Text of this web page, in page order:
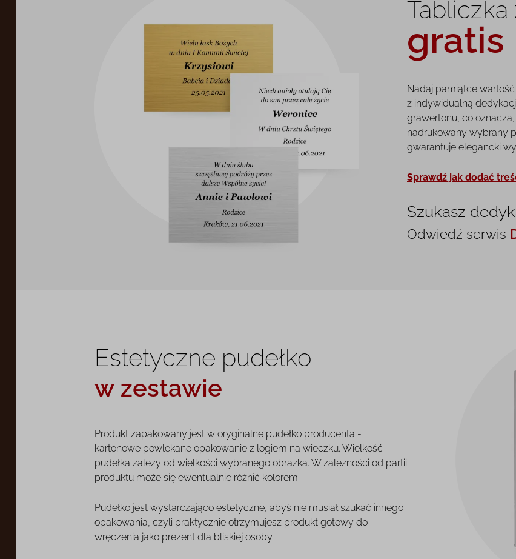
gratis
Nadaj pamiątce
z indywidualną
grawertonu, co
nadrukowany wybrany
gwarantuje elegancki
Sprawdź jak dodać
Szukasz
Odwiedź serwis
Estetyczne pudełko
w zestawie
Produkt zapakowany jest w oryginalne pudełko producenta -
kartonowe powlekane opakowanie z logiem na wieczku. Wielkość
pudełka zależy od wielkości wybranego obrazka. W zależności od partii
produktu może się ewentualnie różnić kolorem.
Pudełko jest wystarczająco estetyczne, abyś nie musiał szukać innego
opakowania, czyli praktycznie otrzymujesz produkt gotowy do
wręczenia jako prezent dla bliskiej osoby.